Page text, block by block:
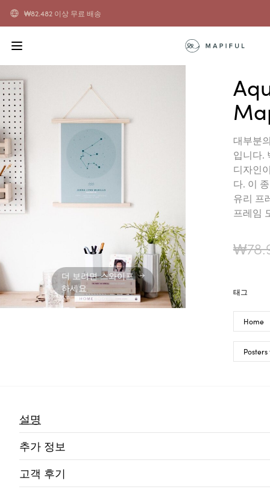
₩82.482 이상 무료 배송
더 보려면 스와이프
하세요
대부분
입니다.
디자인
다. 이
유리 프
프레임
₩
태그
Home
설명
추가 정보
고객 후기